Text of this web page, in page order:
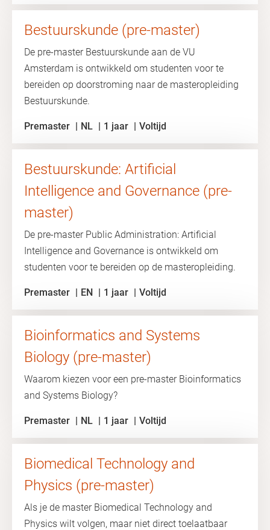
Bestuurskunde (pre-master)
De pre-master Bestuurskunde aan de VU
Amsterdam is ontwikkeld om studenten voor te
bereiden op doorstroming naar de masteropleiding
Bestuurskunde.
Premaster NL 1 jaar Voltijd
Bestuurskunde: Artificial
Intelligence and Governance (pre-
master)
De pre-master Public Administration: Artificial
Intelligence and Governance is ontwikkeld om
studenten voor te bereiden op de masteropleiding.
Premaster EN 1 jaar Voltijd
Bioinformatics and Systems
Biology (pre-master)
Waarom kiezen voor een pre-master Bioinformatics
and Systems Biology?
Premaster NL 1 jaar Voltijd
Biomedical Technology and
Physics (pre-master)
Als je de master Biomedical Technology and
Physics wilt volgen, maar niet direct toelaatbaar